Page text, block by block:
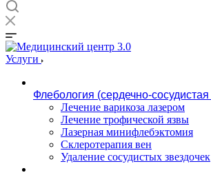
Услуги
Флебология (сердечно-сосудистая
Лечение варикоза лазером
Лечение трофической язвы
Лазерная минифлебэктомия
Cклеротерапия вен
Удаление сосудистых звездочек